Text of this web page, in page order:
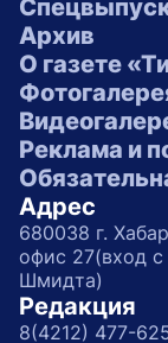
Архив
О газете
Реклама и
Адрес
680038 г.
офис 27(вход
Шмидта)
Редакция
8(4212) 477-